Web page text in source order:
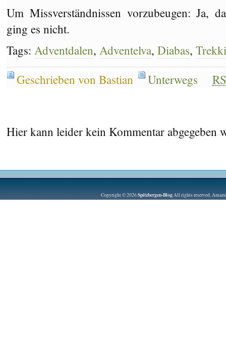
Um Missverständnissen vorzubeugen: Ja,
ging es nicht.
Tags: Adventdalen, Adventelva, Diabas,
Geschrieben von Bastian
Unterwegs
Hier kann leider kein Kommentar abgegeben
Copyright © 2026Spitzbergen-BlogAll rights reserved.